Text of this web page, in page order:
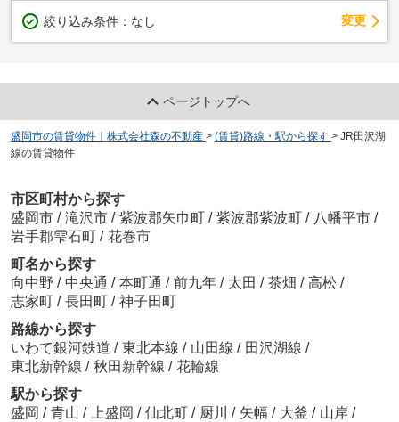
絞り込み条件： なし 変更
ページトップへ
盛岡市の賃貸物件｜株式会社森の不動産 > (賃貸)路線・駅から探す > JR田沢湖
線の賃貸物件
市区町村から探す
盛岡市 / 滝沢市 / 紫波郡矢巾町 / 紫波郡紫波町 / 八幡平市 /
岩手郡雫石町 / 花巻市
町名から探す
向中野 / 中央通 / 本町通 / 前九年 / 太田 / 茶畑 / 高松 /
志家町 / 長田町 / 神子田町
路線から探す
いわて銀河鉄道 / 東北本線 / 山田線 / 田沢湖線 /
東北新幹線 / 秋田新幹線 / 花輪線
駅から探す
盛岡 / 青山 / 上盛岡 / 仙北町 / 厨川 / 矢幅 / 大釜 / 山岸 /